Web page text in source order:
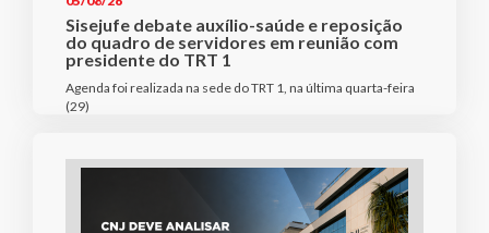
Sisejufe debate auxílio-saúde e reposição
do quadro de servidores em reunião com
presidente do TRT 1
Agenda foi realizada na sede do TRT 1, na última quarta-feira
(29)